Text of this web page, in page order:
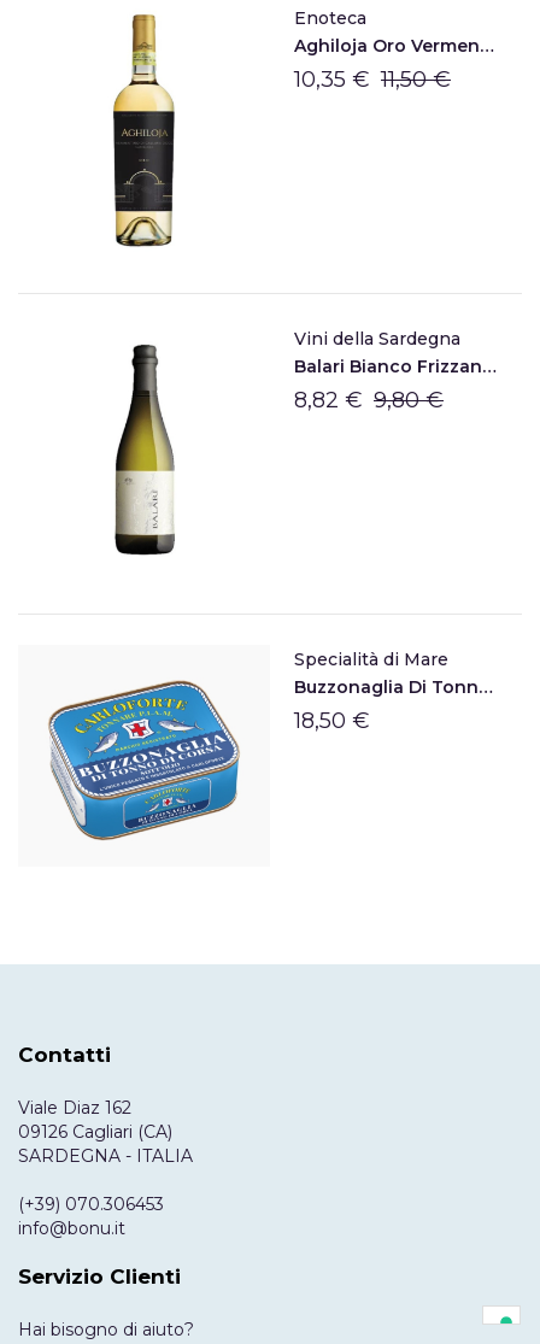
Enoteca
Aghiloja Oro Vermentino Di Gallura DOCG
10,35 € 11,50 €
Vini della Sardegna
Balari Bianco Frizzante
8,82 € 9,80 €
Specialità di Mare
Buzzonaglia Di Tonno Sott'olio Di Carloforte
18,50 €
Contatti
Viale Diaz 162
09126 Cagliari (CA)
SARDEGNA - ITALIA
(+39) 070.306453
info@bonu.it
Servizio Clienti
Hai bisogno di aiuto?